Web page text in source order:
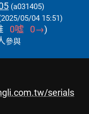
(a031405)
05/04 15:51)
0噓 0→)
參與
serials